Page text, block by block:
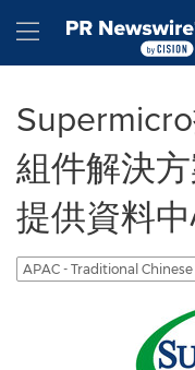
Hamburger
組件解決
提供資料
APAC - Traditional Chinese